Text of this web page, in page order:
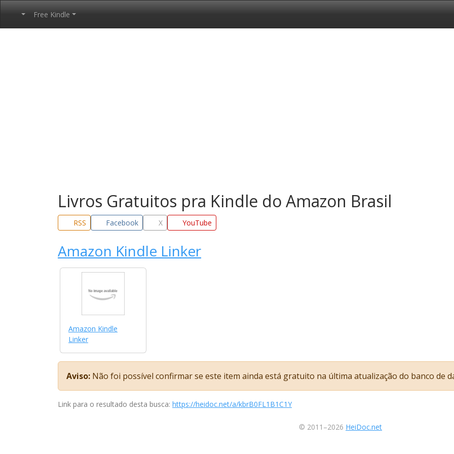
Free Kindle
Livros Gratuitos pra Kindle do Amazon Brasil
RSS Facebook X YouTube
Amazon Kindle Linker
Amazon Kindle
Linker
Aviso: Não foi possível confirmar se este item ainda está gratuito na última atualização do banco de
Link para o resultado desta busca: https://heidoc.net/a/kbrB0FL1B1C1Y
© 2011–2026 HeiDoc.net